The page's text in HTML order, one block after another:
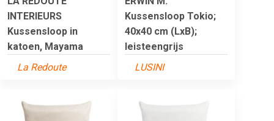
INTERIEURS
Kussensloop in
katoen, Mayama
La Redoute
Kussensloop Tokio;
40x40 cm (LxB);
leisteengrijs
LUSINI